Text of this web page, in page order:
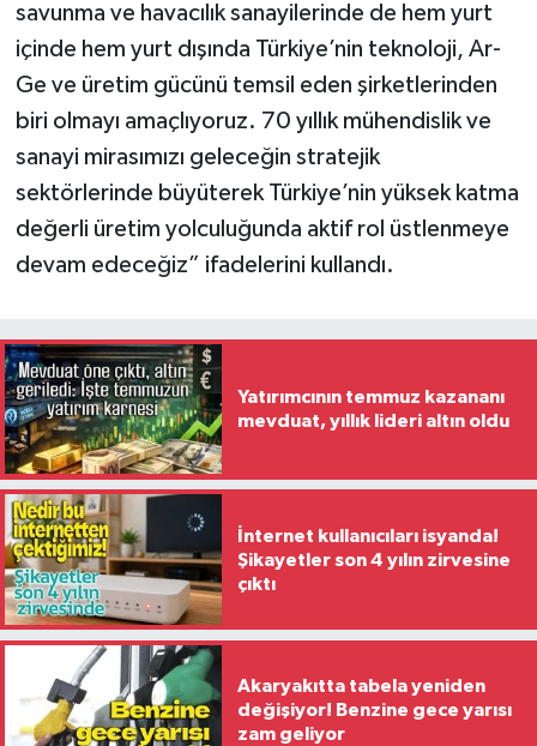
savunma ve havacılık sanayilerinde de hem yurt
içinde hem yurt dışında Türkiye’nin teknoloji, Ar-
Ge ve üretim gücünü temsil eden şirketlerinden
biri olmayı amaçlıyoruz. 70 yıllık mühendislik ve
sanayi mirasımızı geleceğin stratejik
sektörlerinde büyüterek Türkiye’nin yüksek katma
değerli üretim yolculuğunda aktif rol üstlenmeye
devam edeceğiz” ifadelerini kullandı.
Yatırımcının temmuz kazananı
mevduat, yıllık lideri altın oldu
İnternet kullanıcıları isyanda!
Şikayetler son 4 yılın zirvesine
çıktı
Akaryakıtta tabela yeniden
değişiyor! Benzine gece yarısı
zam geliyor